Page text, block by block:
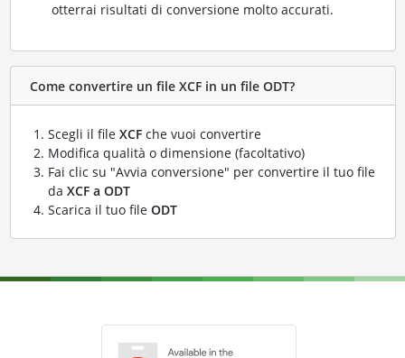
otterrai risultati di conversione molto accurati.
Come convertire un file XCF in un file ODT?
Scegli il file XCFche vuoi convertire
Modifica qualità o dimensione (facoltativo)
Fai clic su "Avvia conversione" per convertire il tuo file
da XCF a ODT
Scarica il tuo file ODT